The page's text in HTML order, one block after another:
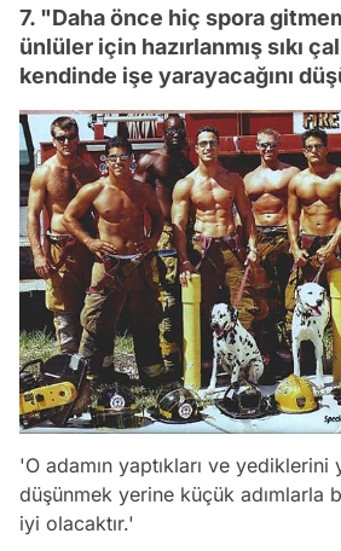
7. "Daha önce hiç spora
ünlüler için hazırlanmış sıkı
kendinde işe yarayacağını
'O adamın yaptıkları ve
düşünmek yerine küçük adımlarla
iyi olacaktır.'